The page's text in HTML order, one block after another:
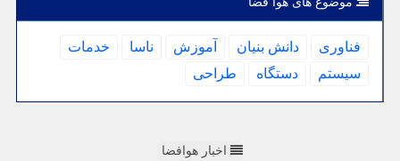
فناوری دانش بنیان آموزش ناسا
خدمات
سیستم
دستگاه طراحی
اخبار هوافضا